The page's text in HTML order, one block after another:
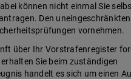
können nicht einmal Sie
Den
vornehmen.
über Ihr Vorstrafenregister
Sie beim zuständigen
handelt es sich um einen